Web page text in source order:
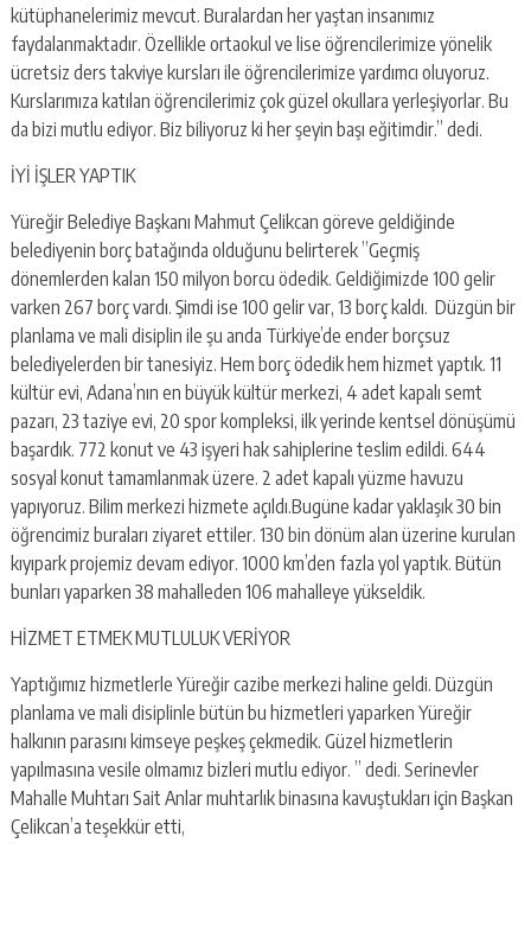
kütüphanelerimiz mevcut. Buralardan her yaştan insanımız
faydalanmaktadır. Özellikle ortaokul ve lise öğrencilerimize yönelik
ücretsiz ders takviye kursları ile öğrencilerimize yardımcı oluyoruz.
Kurslarımıza katılan öğrencilerimiz çok güzel okullara yerleşiyorlar. Bu
da bizi mutlu ediyor. Biz biliyoruz ki her şeyin başı eğitimdir.” dedi.
İYİ İŞLER YAPTIK
Yüreğir Belediye Başkanı Mahmut Çelikcan göreve geldiğinde
belediyenin borç batağında olduğunu belirterek ”Geçmiş
dönemlerden kalan 150 milyon borcu ödedik. Geldiğimizde 100 gelir
varken 267 borç vardı. Şimdi ise 100 gelir var, 13 borç kaldı. Düzgün bir
planlama ve mali disiplin ile şu anda Türkiye’de ender borçsuz
belediyelerden bir tanesiyiz. Hem borç ödedik hem hizmet yaptık. 11
kültür evi, Adana’nın en büyük kültür merkezi, 4 adet kapalı semt
pazarı, 23 taziye evi, 20 spor kompleksi, ilk yerinde kentsel dönüşümü
başardık. 772 konut ve 43 işyeri hak sahiplerine teslim edildi. 644
sosyal konut tamamlanmak üzere. 2 adet kapalı yüzme havuzu
yapıyoruz. Bilim merkezi hizmete açıldı.Bugüne kadar yaklaşık 30 bin
öğrencimiz buraları ziyaret ettiler. 130 bin dönüm alan üzerine kurulan
kıyıpark projemiz devam ediyor. 1000 km’den fazla yol yaptık. Bütün
bunları yaparken 38 mahalleden 106 mahalleye yükseldik.
HİZMET ETMEK MUTLULUK VERİYOR
Yaptığımız hizmetlerle Yüreğir cazibe merkezi haline geldi. Düzgün
planlama ve mali disiplinle bütün bu hizmetleri yaparken Yüreğir
halkının parasını kimseye peşkeş çekmedik. Güzel hizmetlerin
yapılmasına vesile olmamız bizleri mutlu ediyor. ” dedi. Serinevler
Mahalle Muhtarı Sait Anlar muhtarlık binasına kavuştukları için Başkan
Çelikcan’a teşekkür etti,